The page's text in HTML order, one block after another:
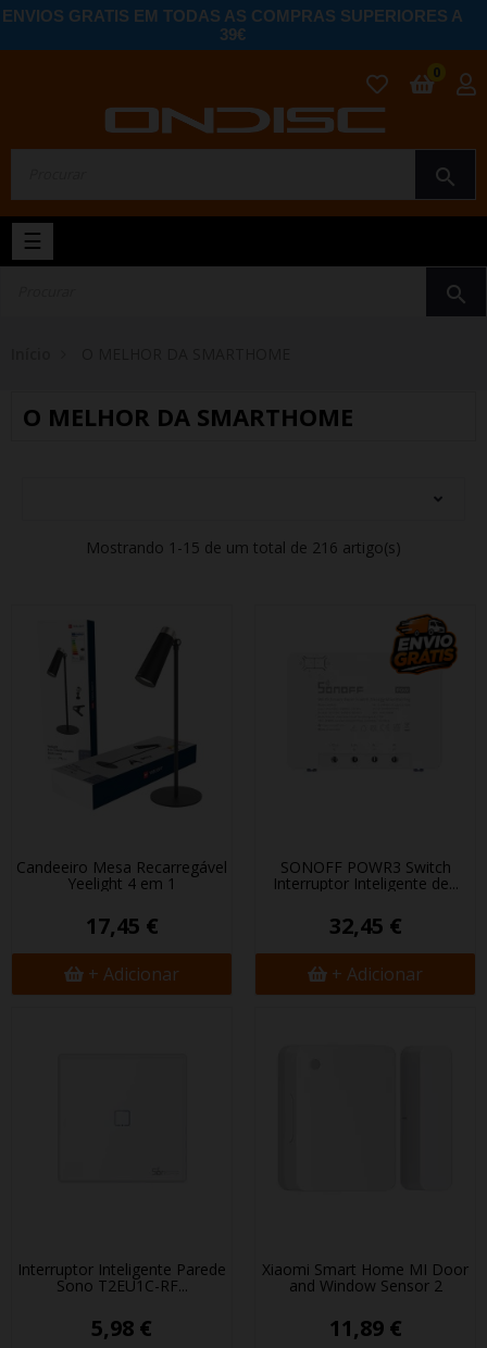
ENVIOS GRATIS EM TODAS AS COMPRAS SUPERIORES A
39€
search
0
Toggle
navigation
☰
search
O MELHOR DA SMARTHOME
Mostrando 1-15 de um total de 216 artigo(s)
Candeeiro Mesa Recarregável
Yeelight 4 em 1
17,45 €
+ Adicionar
SONOFF POWR3 Switch
Interruptor Inteligente de...
32,45 €
+ Adicionar
Interruptor Inteligente Parede
Sonoff T2EU1C-RF...
5,98 €
Xiaomi Smart Home MI Door
and Window Sensor 2
11,89 €